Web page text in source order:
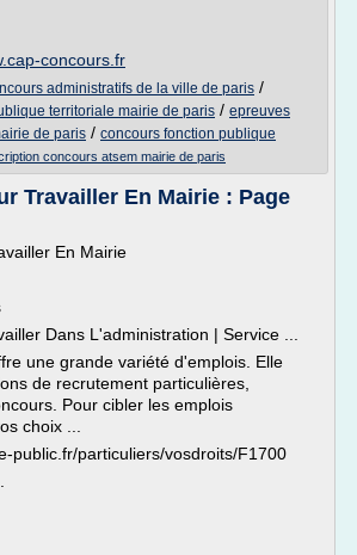
concours.fr
administratifs de la ville de paris /
territoriale mairie de paris / epreuves
de paris / concours fonction publique
concours atsem mairie de paris
Travailler En Mairie : Page
En Mairie
Dans L'administration | Service ...
une grande variété d'emplois. Elle
de recrutement particulières,
Pour cibler les emplois
choix ...
public.fr/particuliers/vosdroits/F1700